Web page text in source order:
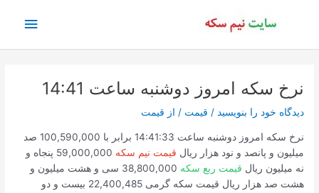
اصلی
نرخ سکه امروز دوشنبه ساعت 14:41
دیدگاه‌ خود را بنویسید / قیمت / از قیمت
نرخ سکه امروز دوشنبه ساعت 14:41:33 برابر با 100,590,000 صد
میلیون و پانصد و نود هزار ریال قیمت نیم سکه
59,000,000 پنجاه و
نه میلیون ریال قیمت ربع سکه
38,800,000 سی و هشت میلیون و
هشت صد هزار ریال قیمت سکه گرمی 22,400,485 بیست و دو